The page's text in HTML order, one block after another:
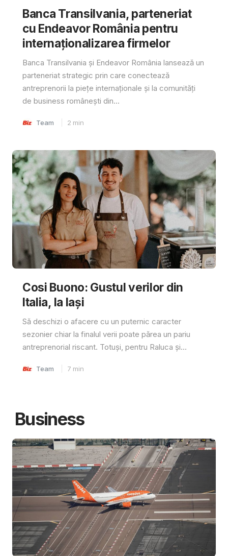
Banca Transilvania, parteneriat
cu Endeavor România pentru
internaționalizarea firmelor
Banca Transilvania și Endeavor România lansează un
parteneriat strategic prin care conectează
antreprenorii la piețe internaționale și la comunități
de business românești din...
Team 2 min
Cosi Buono: Gustul verilor din
Italia, la Iași
Să deschizi o afacere cu un puternic caracter
sezonier chiar la finalul verii poate părea un pariu
antreprenorial riscant. Totuși, pentru Raluca și...
Team 7 min
Business